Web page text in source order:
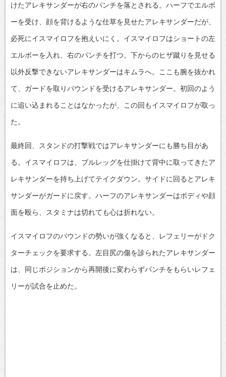
けたアレキサンダーが右のパンチを落とされる。ハーフでエルボ
ーを受け、顔を背けるような仕草を見せたアレキサンダーだが、
必死にイスマイロフを抱えいにく。イスマイロフはショートの左
エルボーを入れ、右のパンチを打つ。下からのヒザ蹴りを見せる
以外反撃できないアレキサンダーはキムラへ。ここも腕を抜かれ
て、ガードを取りパウンドを受けるアレキサンダー。初回のよう
に追い込まれることはなかったが、この回もイスマイロフが取っ
た。
最終回、スタンドの打撃戦ではアレキサンダーにも勝ち目があ
る。イスマイロフは、ブルレッグを仕掛けて背中に取ってきたア
レキサンダーを持ち上げてテイクダウン。サイドに回るとアレキ
サンダーがガードに戻す。ハーフのアレキサンダーはボディや顔
面を殴ら、スタミナは切れても心は折れない。
イスマイロフのパウンドの勢いが強くなると、レフェリーがドク
ターチェックを要求する。左目尻の傷を診られたアレキサンダー
は、同じポジションから再開後に変わらずパンチをもらいレフェ
リーが試合を止めた。